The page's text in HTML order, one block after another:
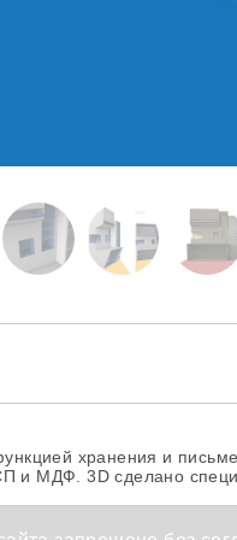
хранения и
и МДФ. 3D сделано